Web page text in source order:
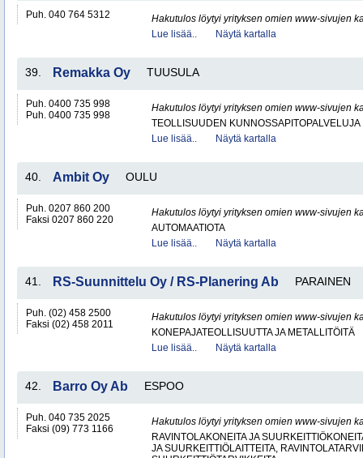
Puh. 040 764 5312
Hakutulos löytyi yrityksen omien www-sivujen
Lue lisää..
Näytä kartalla
39. Remakka Oy TUUSULA
Puh. 0400 735 998
Puh. 0400 735 998
Hakutulos löytyi yrityksen omien www-sivujen
TEOLLISUUDEN KUNNOSSAPITOPALVELUJA
Lue lisää..
Näytä kartalla
40. Ambit Oy OULU
Puh. 0207 860 200
Faksi 0207 860 220
Hakutulos löytyi yrityksen omien www-sivujen
AUTOMAATIOTA
Lue lisää..
Näytä kartalla
41. RS-Suunnittelu Oy / RS-Planering Ab PARAINEN
Puh. (02) 458 2500
Faksi (02) 458 2011
Hakutulos löytyi yrityksen omien www-sivujen
KONEPAJATEOLLISUUTTA JA METALLITÖITÄ
Lue lisää..
Näytä kartalla
42. Barro Oy Ab ESPOO
Puh. 040 735 2025
Faksi (09) 773 1166
Hakutulos löytyi yrityksen omien www-sivujen
RAVINTOLAKONEITA JA
JA SUURKEITTIÖLAITTEITA,